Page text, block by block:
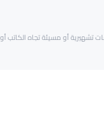
تشهيرية أو مسيئة تجاه الكاتب